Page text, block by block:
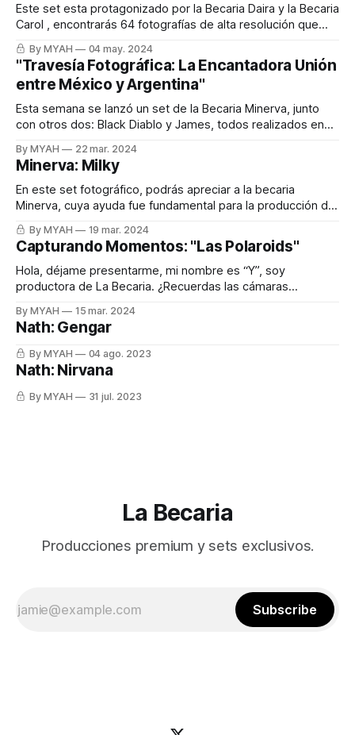
Este set esta protagonizado por la Becaria Daira y la Becaria
Carol , encontrarás 64 fotografías de alta resolución que
celebran el universo épico de Star Wars en honor al día 'May
the 4th'. La intención de estas imágenes es transportarte a
una galaxia erotica muy, muy lejana, donde
By MYAH 04 may. 2024
"Travesía Fotográfica: La Encantadora Unión
entre México y Argentina"
Esta semana se lanzó un set de la Becaria Minerva, junto
con otros dos: Black Diablo y James, todos realizados en
realizar estos fabulosos sets. ¿Alguna vez has viajado en el
metro de la Ciudad de México? Yo sí muchas veces. Hola
By MYAH 22 mar. 2024
Minerva: Milky
En este set fotográfico, podrás apreciar a la becaria
Minerva, cuya ayuda fue fundamental para la producción de
este cosplay de Vaca. Representó un desafío para la
fotógrafa, quien no está familiarizada con el mundo del
cosplay.
By MYAH 19 mar. 2024
Capturando Momentos: "Las Polaroids"
Hola, déjame presentarme, mi nombre es “Y”, soy
productora de La Becaria. ¿Recuerdas las cámaras
las fotos y luego llevarlas a revelar? Yo sí lo recuerdo. A
veces solo deseaba unas cuantas fotos, pero tenía que
tomar todo el rollo para
By MYAH 15 mar. 2024
Nath: Gengar
By MYAH 04 ago. 2023
Nath: Nirvana
By MYAH 31 jul. 2023
La Becaria
Producciones premium y sets exclusivos.
Subscribe